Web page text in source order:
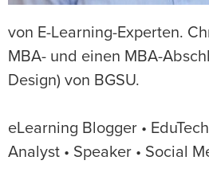
von E-Learning-Experten.
MBA- und einen MBA-
Design) von BGSU.
eLearning Blogger •
Analyst • Speaker • Social